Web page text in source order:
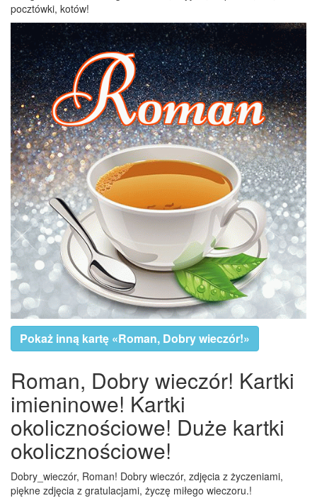
pocztówki, kotów!
Pokaż inną kartę «Roman, Dobry wieczór!»
Roman, Dobry wieczór! Kartki
imieninowe! Kartki
okolicznościowe! Duże kartki
okolicznościowe!
Dobry_wieczór, Roman! Dobry wieczór, zdjęcia z życzeniami,
piękne zdjęcia z gratulacjami, życzę miłego wieczoru.!